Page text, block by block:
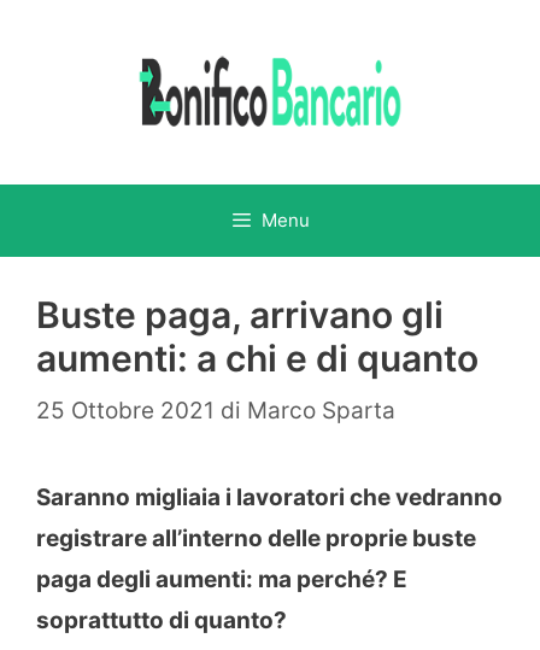
Menu
Buste paga, arrivano gli
aumenti: a chi e di quanto
25 Ottobre 2021 di Marco Sparta
Saranno migliaia i lavoratori che vedranno
registrare all’interno delle proprie buste
paga degli aumenti: ma perché? E
soprattutto di quanto?